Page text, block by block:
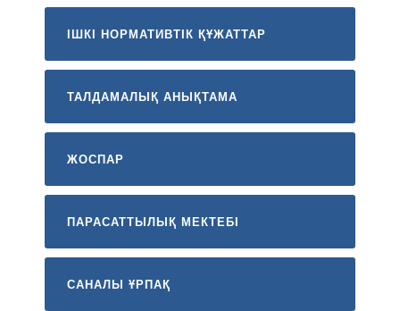
ІШКІ НОРМАТИВТІК ҚҰЖАТТАР
ТАЛДАМАЛЫҚ АНЫҚТАМА
ЖОСПАР
ПАРАСАТТЫЛЫҚ МЕКТЕБІ
САНАЛЫ ҰРПАҚ